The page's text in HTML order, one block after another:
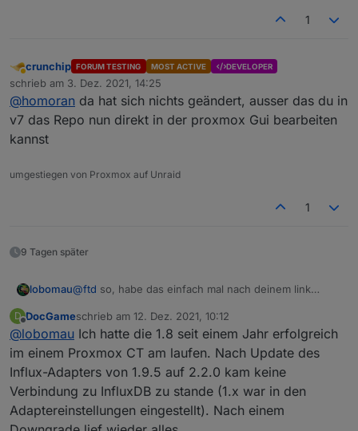
1
Abwesend
crunchip FORUM TESTING MOST ACTIVE DEVELOPER
schrieb am 3. Dez. 2021, 14:25
zuletzt editiert von
@homoran da hat sich nichts geändert, ausser das du in
v7 das Repo nun direkt in der proxmox Gui bearbeiten
kannst
umgestiegen von Proxmox auf Unraid
1
9 Tagen später
lobomau@ftd so, habe das einfach mal nach deinem link
sehen wie ich meine alte Datenbank aus 1.8 in 2.1
bekomme.
Anleitung sollte so klappen. habe extra nochmal
Backup eingespielt und meine Befehle oben genau
so eingegeben.
Installiert ist es schon mal. Fehlt noch die korrekte
konfiguration. Im Augenblick ist der port :8086
anderweitig in Gebrauch weshalb es (noch) einen
Fehler gibt.
Edit: Ziel/Motivation bei mir ist, alles auf Debian 11
bullseye umzustellen. Bisher ist das nur beim
Proxmox und bei einem Pi3-Slave der Fall.
Die anderen Container sind Debian 10 und InfluxDB
läuft auf Ubuntu 20:
D
Offline
DocGameschrieb am 12. Dez. 2021, 10:12
zuletzt editiert von
@lobomau Ich hatte die 1.8 seit einem Jahr erfolgreich
im einem Proxmox CT am laufen. Nach Update des
Influx-Adapters von 1.9.5 auf 2.2.0 kam keine
Verbindung zu InfluxDB zu stande (1.x war in den
Adaptereinstellungen eingestellt). Nach einem